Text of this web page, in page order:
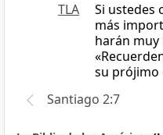
TLA
Si ustedes
más
harán muy
su prójimo
Santiago 2:7